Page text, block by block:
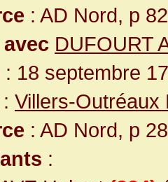
: AD Nord, p
DUFOURT
: 18 septembre
: Villers-Outréaux
: AD Nord, p
: